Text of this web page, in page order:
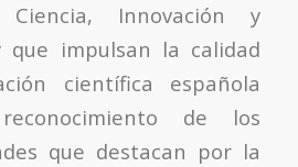
Innovación y
que impulsan la calidad
científica española
de los
que destacan por la